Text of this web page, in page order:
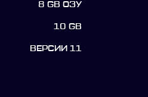
8 GB ОЗУ
10 GB
ВЕРСИИ 11